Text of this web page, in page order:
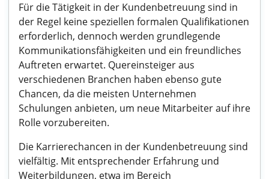
Für die Tätigkeit in der Kundenbetreuung sind in
der Regel keine speziellen formalen Qualifikationen
erforderlich, dennoch werden grundlegende
Kommunikationsfähigkeiten und ein freundliches
Auftreten erwartet. Quereinsteiger aus
verschiedenen Branchen haben ebenso gute
Chancen, da die meisten Unternehmen
Schulungen anbieten, um neue Mitarbeiter auf ihre
Rolle vorzubereiten.
Die Karrierechancen in der Kundenbetreuung sind
vielfältig. Mit entsprechender Erfahrung und
Weiterbildungen, etwa im Bereich